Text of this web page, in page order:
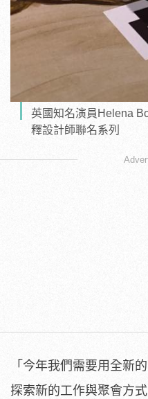
英國知名演員Helena
釋設計師聯名系列
「今年我們需要用全新
探索新的工作與聚會方